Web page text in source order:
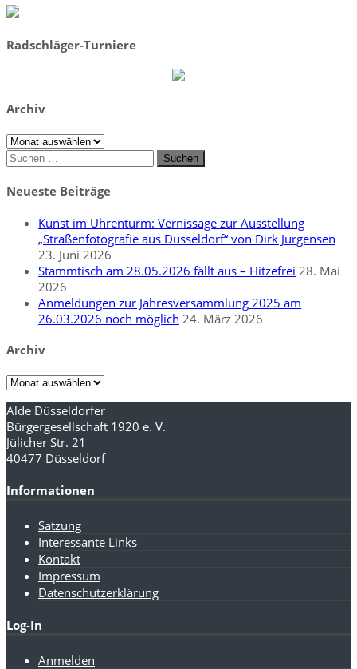
Radschläger-Turniere
Archiv
Archiv
Suchen
nach:
Neueste Beiträge
Kunst im Uhrenturm: Vernissage zur Ausstellung
„Straßenfotografie aus Düsseldorf“ von Dirk Jürgensen
23. Juni 2026
Stammtisch am 28.05.2026 fällt aus – Hitzefrei 28. Mai
2026
Anmeldungen zur Jahresversammlung 2025 am
26.03.2026 noch möglich 24. März 2026
Archiv
Archiv
Alde Düsseldorfer
Bürgergesellschaft 1920 e. V.
Jülicher Str. 21
40477 Düsseldorf
Informationen
Satzung
Interessante Links
Kontakt
Impressum
Datenschutzerklärung
Log-In
Anmelden